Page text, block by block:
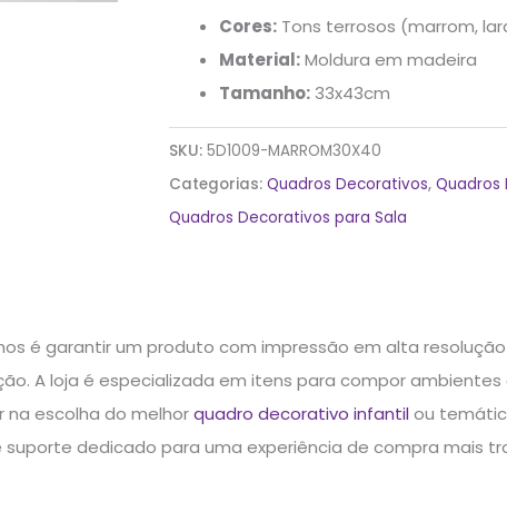
Cores: Tons terrosos (marrom,
Material:Moldura em madeira
Tamanho: 33x43cm
SKU:5D1009-MARROM30X40
Categorias:Quadros Decorativos,Quadros
Quadros Decorativos para Sala
é garantir um produto com impressão em alta
A loja é especializada em itens para compor
escolha do melhorquadro decorativo infantil ou
dedicado para uma experiência de compra mais